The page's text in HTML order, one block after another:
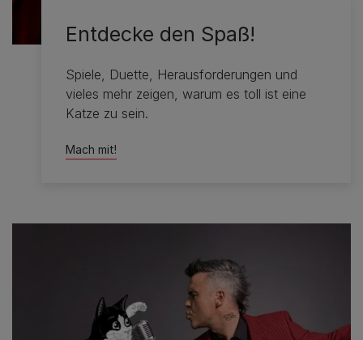
Entdecke den Spaß!
Spiele, Duette, Herausforderungen und
vieles mehr zeigen, warum es toll ist eine
Katze zu sein.
Mach mit!